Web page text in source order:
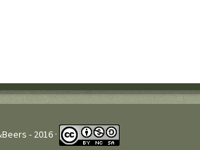
mejorar la simbología de colores de tus
- 2016 ·